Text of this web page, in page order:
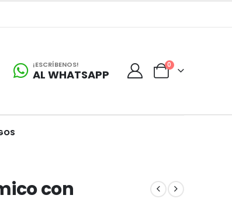
¡ESCRÍBENOS!
AL WHATSAPP
0
con